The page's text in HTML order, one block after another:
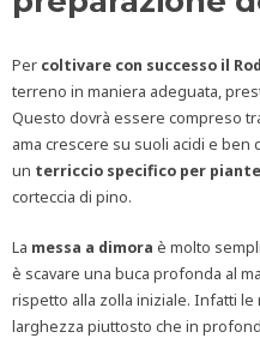
Per coltivare con successo il
terreno in maniera adeguata,
Questo dovrà essere compreso
ama crescere su suoli acidi e ben
un terriccio specifico per
corteccia di pino.
La messa a dimora è molto
è scavare una buca profonda al
rispetto alla zolla iniziale. Infatti
larghezza piuttosto che in